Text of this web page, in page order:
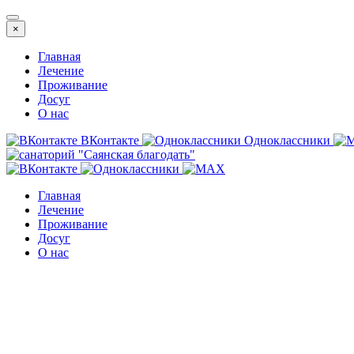
×
Главная
Лечение
Проживание
Досуг
О нас
ВКонтакте
Одноклассники
Главная
Лечение
Проживание
Досуг
О нас